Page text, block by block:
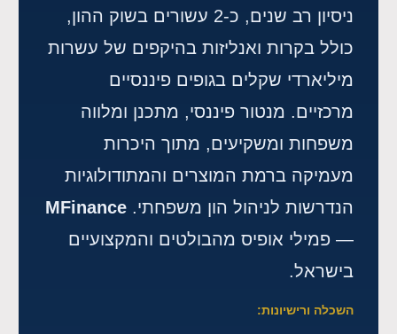
ניסיון רב שנים, כ-2 עשורים בשוק ההון,
כולל בקרות ואנליזות בהיקפים של עשרות
מיליארדי שקלים בגופים פיננסיים
מרכזיים. מנטור פיננסי, מתכנן ומלווה
משפחות ומשקיעים, מתוך היכרות
מעמיקה ברמת המוצרים והמתודולוגיות
הנדרשות לניהול הון משפחתי. MFinance
— פמילי אופיס מהבולטים והמקצועיים
בישראל.
השכלה ורישיונות: